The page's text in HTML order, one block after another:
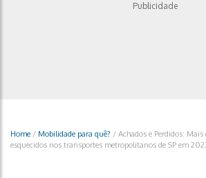
Publicidade
Home / Mobilidade para quê? / Achados e Perdidos:
esquecidos nos transportes metropolitanos de SP em